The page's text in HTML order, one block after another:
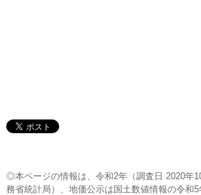
◎本ページの情報は、令和2年（調査日 2020年
務省統計局）、地価公示は国土数値情報の令和